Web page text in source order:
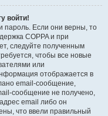
войти!
пароль. Если они верны, то
COPPA и при
следуйте полученным
чтобы все новые
или
отображается в
email-сообщение,
сообщение не получено,
email либо он
что ввели правильный